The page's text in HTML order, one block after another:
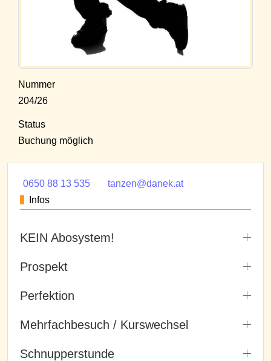
Nummer
204/26
Status
Buchung möglich
0650 88 13 535
tanzen@danek.at
Infos
KEIN Abosystem!
Prospekt
Perfektion
Mehrfachbesuch / Kurswechsel
Schnupperstunde